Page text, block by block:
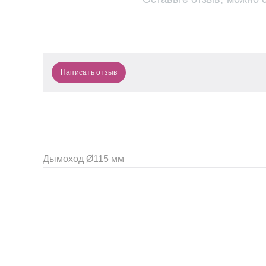
конвекционно-образующих поверхностей, что
камни, обслуживать и менять их в процессе
Написать отзыв
Дымоход Ø115 мм